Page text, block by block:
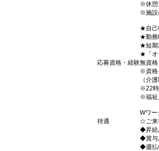
※休憩
※施設
★自己
★勤務
★短期
★「オ
応募資格・経験無資格
※資格
（介
※22時
※福祉
Wワー
待遇
☆ご来
◆昇給
◆賞与
◆週払